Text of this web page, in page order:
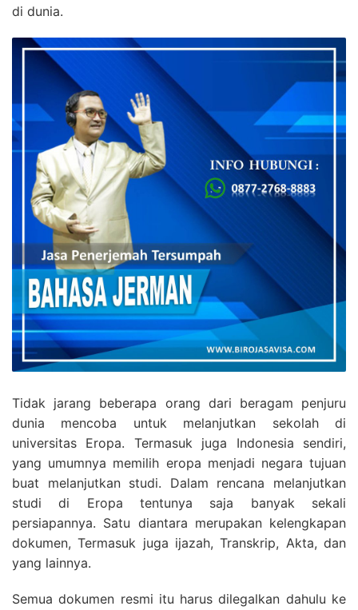
di dunia.
Tidak jarang beberapa orang dari beragam penjuru
dunia mencoba untuk melanjutkan sekolah di
universitas Eropa. Termasuk juga Indonesia sendiri,
yang umumnya memilih eropa menjadi negara tujuan
buat melanjutkan studi. Dalam rencana melanjutkan
studi di Eropa tentunya saja banyak sekali
persiapannya. Satu diantara merupakan kelengkapan
dokumen, Termasuk juga ijazah, Transkrip, Akta, dan
yang lainnya.
Semua dokumen resmi itu harus dilegalkan dahulu ke